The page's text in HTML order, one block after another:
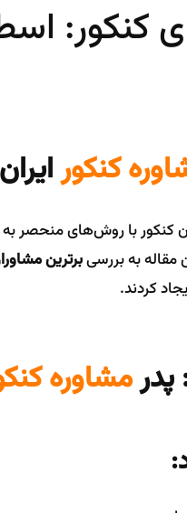
کنکور:
کنکورایران
با روش‌های منحصر به
مقاله به بررسیبرترین
کردند.
مشاوره